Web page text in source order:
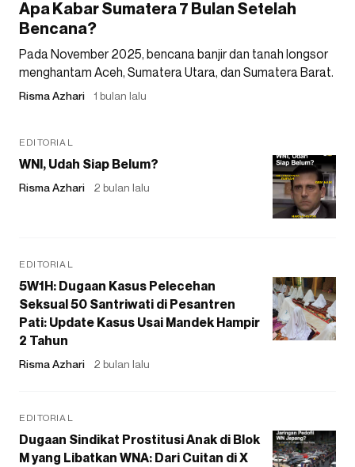
Apa Kabar Sumatera 7 Bulan Setelah
Bencana?
Pada November 2025, bencana banjir dan tanah longsor
menghantam Aceh, Sumatera Utara, dan Sumatera Barat.
Risma Azhari 1 bulan lalu
EDITORIAL
WNI, Udah Siap Belum?
Risma Azhari 2 bulan lalu
EDITORIAL
5W1H: Dugaan Kasus Pelecehan
Seksual 50 Santriwati di Pesantren
Pati: Update Kasus Usai Mandek Hampir
2 Tahun
Risma Azhari 2 bulan lalu
EDITORIAL
Dugaan Sindikat Prostitusi Anak di Blok
M yang Libatkan WNA: Dari Cuitan di X